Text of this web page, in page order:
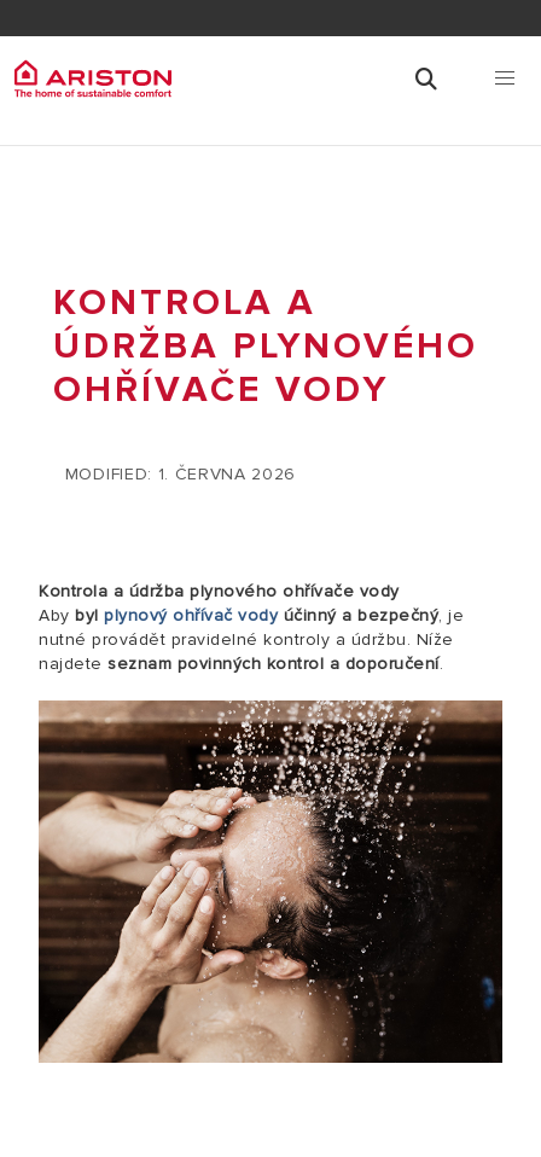
KONTROLA A
ÚDRŽBA PLYNOVÉHO
OHŘÍVAČE VODY
MODIFIED: 1. ČERVNA 2026
Kontrola a údržba plynového ohřívače vody
Aby byl plynový ohřívač vody účinný a bezpečný, je
nutné provádět pravidelné kontroly a údržbu. Níže
najdete seznam povinných kontrol a doporučení.